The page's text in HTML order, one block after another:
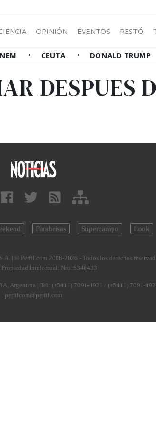
OPINIÓN EVENTOS RESTÓ
CEUTA DONALD TRUMP
DESPUES
Parabrisas Supercampo Look
| © Perfil.com 2006-2026 - Todos los derechos
Propiedad Intelectual: Nro. 5346433
Argentina | Tel: (+5411) 7091-4921 / (+5411) 7091-
perfilcom@perfil.com